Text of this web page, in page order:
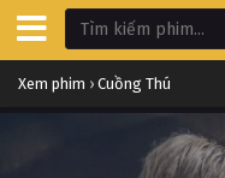
Xem phim › Cuồng Thú